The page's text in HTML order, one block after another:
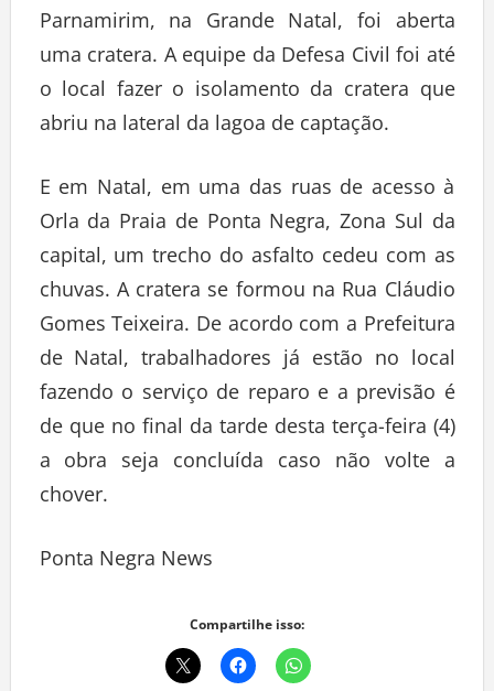
Parnamirim, na Grande Natal, foi aberta
uma cratera. A equipe da Defesa Civil foi até
o local fazer o isolamento da cratera que
abriu na lateral da lagoa de captação.
E em Natal, em uma das ruas de acesso à
Orla da Praia de Ponta Negra, Zona Sul da
capital, um trecho do asfalto cedeu com as
chuvas. A cratera se formou na Rua Cláudio
Gomes Teixeira. De acordo com a Prefeitura
de Natal, trabalhadores já estão no local
fazendo o serviço de reparo e a previsão é
de que no final da tarde desta terça-feira (4)
a obra seja concluída caso não volte a
chover.
Ponta Negra News
Compartilhe isso: